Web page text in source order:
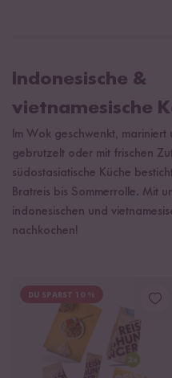
Indonesische &
vietnamesische
Im Wok geschwenkt,
gebrutzelt oder mit frischen
südostasiatische Küche
Bratreis bis Sommerrolle. Mit
indonesischen und
nachkochen!
DU SPARST 10 %